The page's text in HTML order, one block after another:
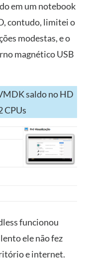
em um notebook
contudo, limitei o
modestas, e o
magnético USB
saldo no HD
CPUs
funcionou
ele não fez
e internet.